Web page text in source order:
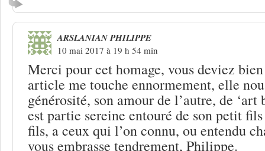
ARSLANIAN PHILIPPE
10 mai 2017 à 19 h 54 min
Merci pour cet homage, vous deviez
article me touche ennormement, elle
générosité, son amour de l’autre, de
est partie sereine entouré de son petit
fils, a ceux qui l’on connu, ou entendu
vous embrasse tendrement, Philippe.